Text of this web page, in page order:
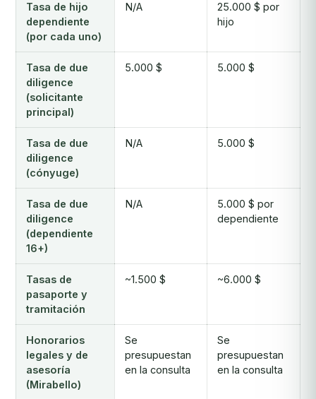
Tasa de hijo
dependiente
(por cada uno)
N/A
25.000 $ por
hijo
Tasa de due
diligence
(solicitante
principal)
5.000 $ 5.000 $
Tasa de due
diligence
(cónyuge)
N/A 5.000 $
Tasa de due
diligence
(dependiente
16+)
N/A
5.000 $ por
dependiente
Tasas de
pasaporte y
tramitación
~1.500 $ ~6.000 $
Honorarios
legales y de
asesoría
(Mirabello)
Se
presupuestan
en la consulta
Se
presupuestan
en la consulta